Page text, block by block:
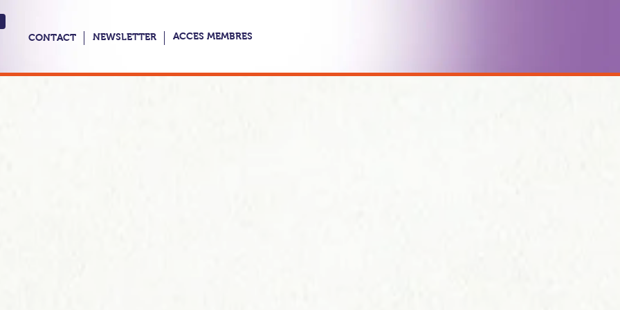
CONTACT NEWSLETTER ACCES MEMBRES